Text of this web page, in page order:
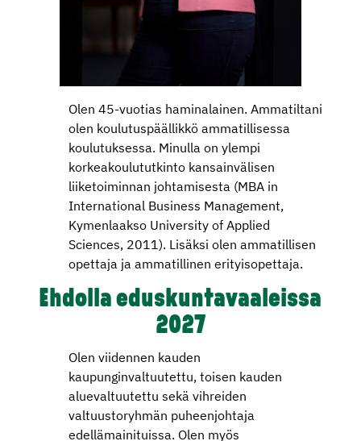
Olen 45-vuotias haminalainen. Ammatiltani
olen koulutuspäällikkö ammatillisessa
koulutuksessa. Minulla on ylempi
korkeakoulututkinto kansainvälisen
liiketoiminnan johtamisesta (MBA in
International Business Management,
Kymenlaakso University of Applied
Sciences, 2011). Lisäksi olen ammatillisen
opettaja ja ammatillinen erityisopettaja.
Ehdolla eduskuntavaaleissa
2027
Olen viidennen kauden
kaupunginvaltuutettu, toisen kauden
aluevaltuutettu sekä vihreiden
valtuustoryhmän puheenjohtaja
edellämainituissa. Olen myös